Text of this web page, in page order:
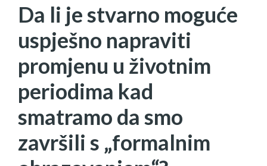
Da li je stvarno moguće
uspješno napraviti
promjenu u životnim
periodima kad
smatramo da smo
završili s „formalnim